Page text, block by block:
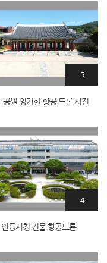
공원 영가헌 항공 드론 사진
5
안동시청 건물 항공드론
4